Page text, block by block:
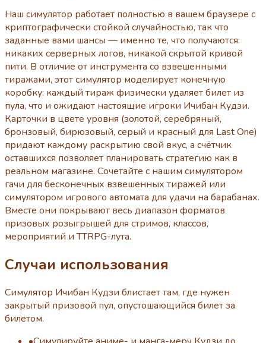
Наш симулятор работает полностью в вашем браузере с
криптографически стойкой случайностью, так что
заданные вами шансы — именно те, что получаются:
никаких серверных логов, никакой скрытой кривой
пити. В отличие от инструмента со взвешенными
тиражами, этот симулятор моделирует конечную
коробку: каждый тираж физически удаляет билет из
пула, что и ожидают настоящие игроки Ичибан Кудзи.
Карточки в цвете уровня (золотой, серебряный,
бронзовый, бирюзовый, серый и красный для Last One)
придают каждому раскрытию свой вкус, а счётчик
оставшихся позволяет планировать стратегию как в
реальном магазине. Сочетайте с нашим симулятором
гачи для бесконечных взвешенных тиражей или
симулятором игрового автомата для удачи на барабанах.
Вместе они покрывают весь диапазон форматов
призовых розыгрышей для стримов, классов,
мероприятий и TTRPG-лута.
Случаи использования
Симулятор Ичибан Кудзи блистает там, где нужен
закрытый призовой пул, опустошающийся билет за
билетом.